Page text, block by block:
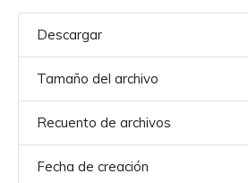
Descargar
Tamaño del archivo
Recuento de archivos
Fecha de creación